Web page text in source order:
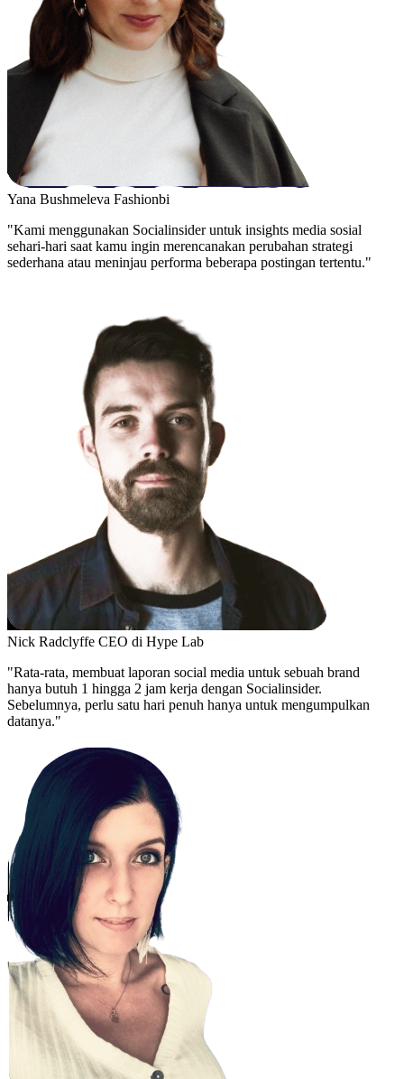
Yana Bushmeleva Fashionbi
"Kami menggunakan Socialinsider untuk insights media sosial
sehari-hari saat kamu ingin merencanakan perubahan strategi
sederhana atau meninjau performa beberapa postingan tertentu."
Nick Radclyffe CEO di Hype Lab
"Rata-rata, membuat laporan social media untuk sebuah brand
hanya butuh 1 hingga 2 jam kerja dengan Socialinsider.
Sebelumnya, perlu satu hari penuh hanya untuk mengumpulkan
datanya."